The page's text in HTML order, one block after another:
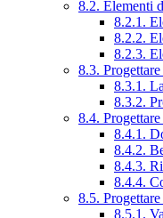
8.2. Elementi
8.2.1.
8.2.2.
8.2.3.
8.3.
8.3.1.
8.3.2.
8.4.
8.4.1.
8.4.2.
8.4.3.
8.4.4.
8.5.
8.5.1.